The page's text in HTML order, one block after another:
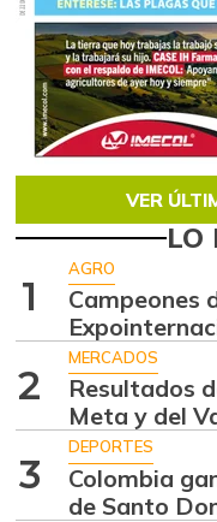
VER
LO
1
AGRO
Campeones
2
MERCADOS
Resultados
Meta y del
3
DEPORTES
Colombia
de Santo